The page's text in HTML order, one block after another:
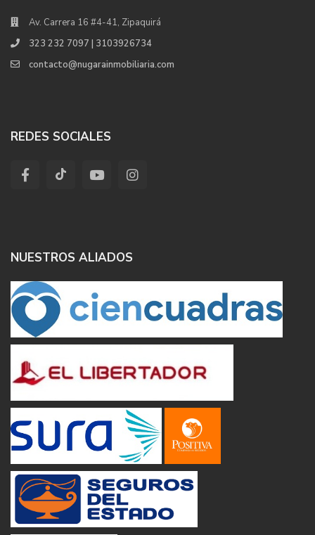
Av. Carrera 16 #4-41, Zipaquirá
323 232 7097 | 3103926734
contacto@nugarainmobiliaria.com
REDES SOCIALES
NUESTROS ALIADOS